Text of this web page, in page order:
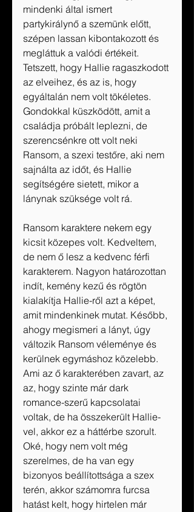
mindenki által ismert
partykirálynő a szemünk előtt,
szépen lassan kibontakozott és
megláttuk a valódi értékeit.
Tetszett, hogy Hallie ragaszkodott
az elveihez, és az is, hogy
egyáltalán nem volt tökéletes.
Gondokkal küszködött, amit a
családja próbált leplezni, de
szerencsénkre ott volt neki
Ransom, a szexi testőre, aki nem
sajnálta az időt, és Hallie
segítségére sietett, mikor a
lánynak szüksége volt rá.
Ransom karaktere nekem egy
kicsit közepes volt. Kedveltem,
de nem ő lesz a kedvenc férfi
karakterem. Nagyon határozottan
indít, kemény kezű és rögtön
kialakítja Hallie-ről azt a képet,
amit mindenkinek mutat. Később,
ahogy megismeri a lányt, úgy
változik Ransom véleménye és
kerülnek egymáshoz közelebb.
Ami az ő karakterében zavart, az
az, hogy szinte már dark
romance-szerű kapcsolatai
voltak, de ha összekerült Hallie-
vel, akkor ez a háttérbe szorult.
Oké, hogy nem volt még
szerelmes, de ha van egy
bizonyos beállítottsága a szex
terén, akkor számomra furcsa
hatást kelt, hogy hirtelen már